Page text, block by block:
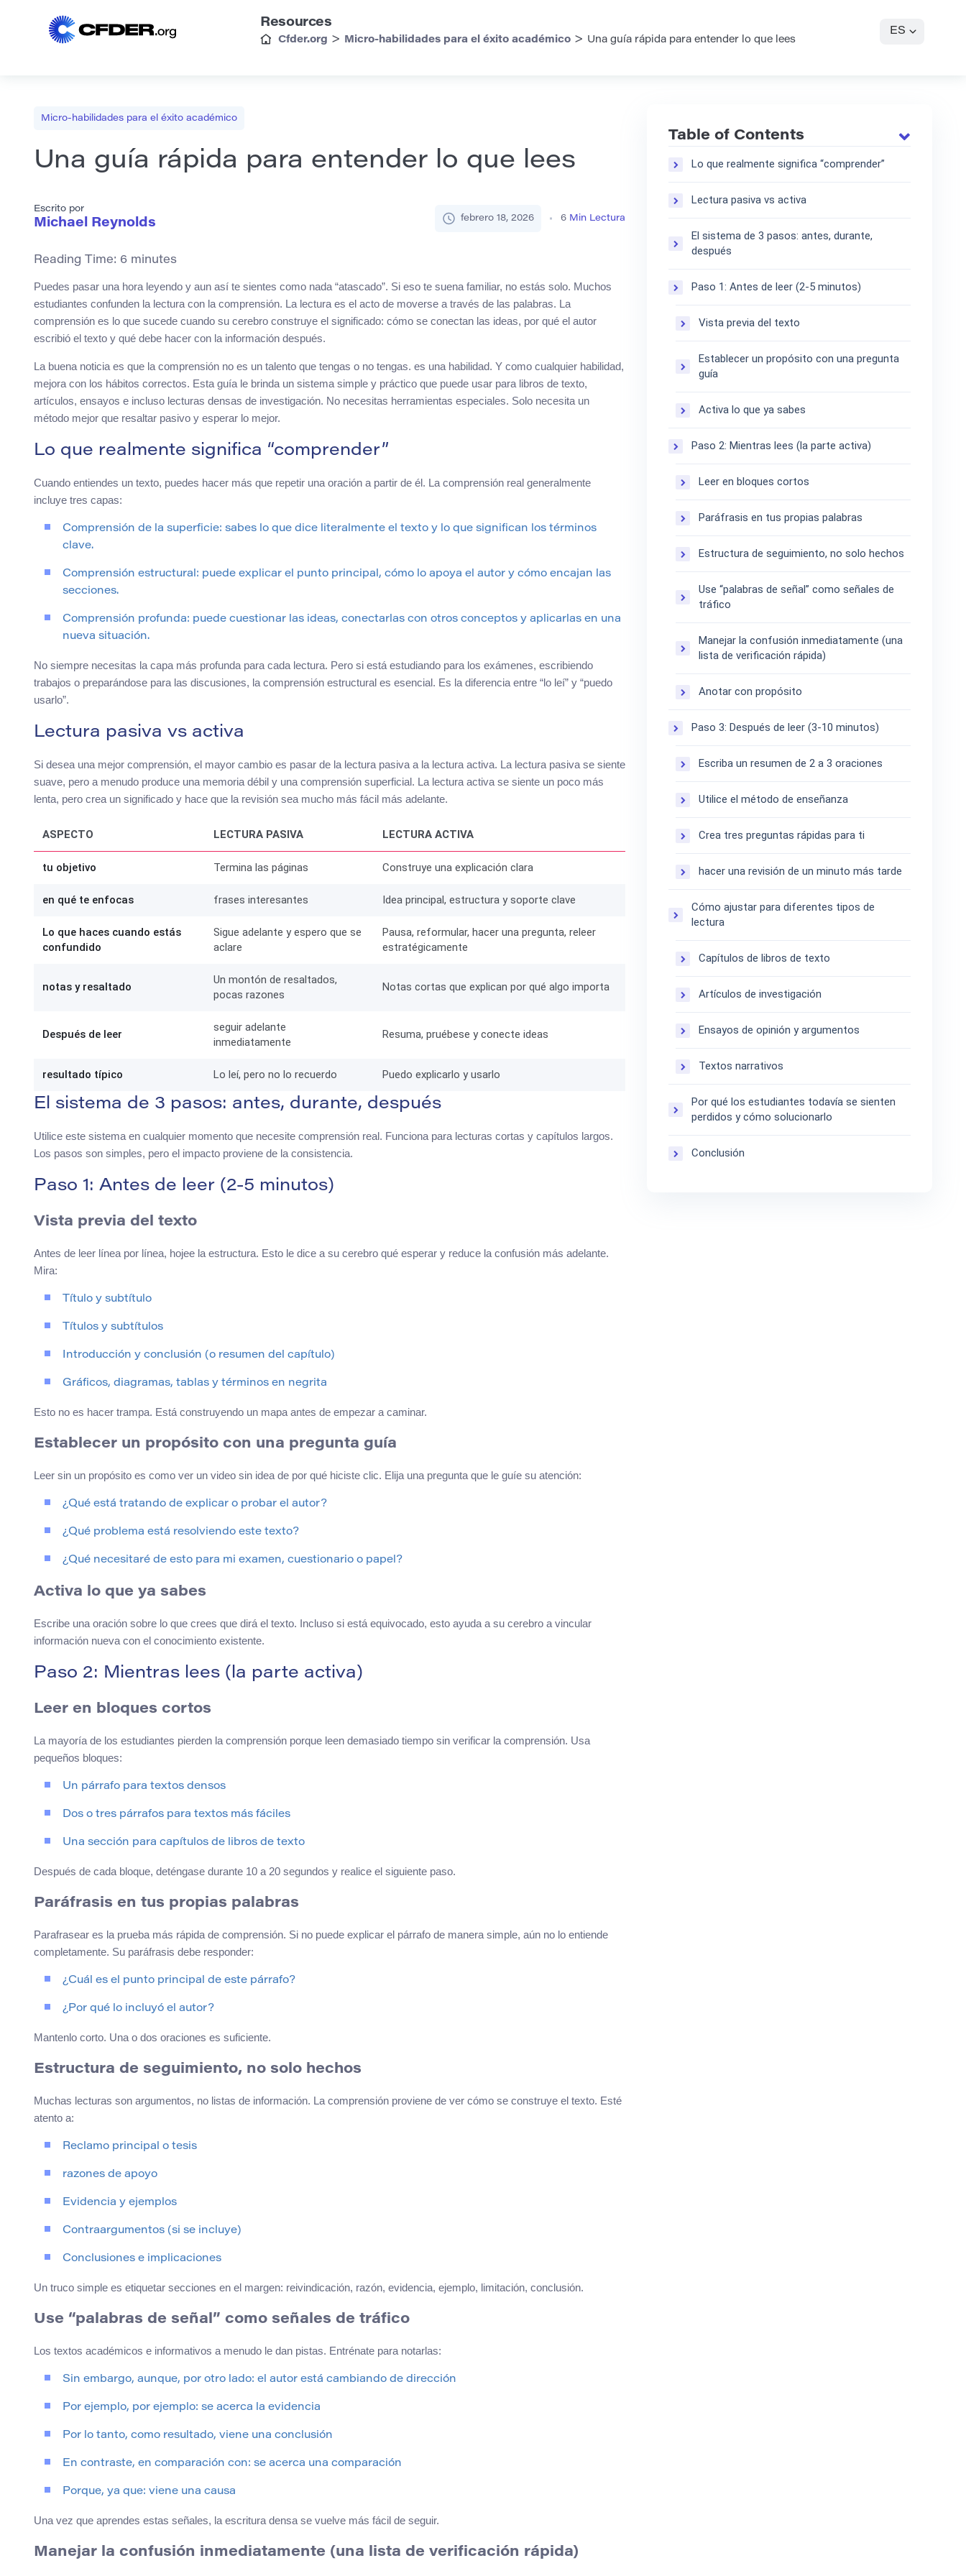
Resources
Cfder.org > Micro-habilidades para el éxito académico > Una guía rápida para entender lo que lees
ES
Micro-habilidades para el éxito académico
Una guía rápida para entender lo que lees
Escrito por
Michael Reynolds febrero 18, 2026 6 Min Lectura
Reading Time: 6 minutes
Puedes pasar una hora leyendo y aun así te sientes como nada “atascado”. Si eso te suena familiar, no estás solo. Muchos
estudiantes confunden la lectura con la comprensión. La lectura es el acto de moverse a través de las palabras. La
comprensión es lo que sucede cuando su cerebro construye el significado: cómo se conectan las ideas, por qué el autor
escribió el texto y qué debe hacer con la información después.
La buena noticia es que la comprensión no es un talento que tengas o no tengas. es una habilidad. Y como cualquier habilidad,
mejora con los hábitos correctos. Esta guía le brinda un sistema simple y práctico que puede usar para libros de texto,
artículos, ensayos e incluso lecturas densas de investigación. No necesitas herramientas especiales. Solo necesita un
método mejor que resaltar pasivo y esperar lo mejor.
Lo que realmente significa “comprender”
Cuando entiendes un texto, puedes hacer más que repetir una oración a partir de él. La comprensión real generalmente
incluye tres capas:
Comprensión de la superficie: sabes lo que dice literalmente el texto y lo que significan los términos
clave.
Comprensión estructural: puede explicar el punto principal, cómo lo apoya el autor y cómo encajan las
secciones.
Comprensión profunda: puede cuestionar las ideas, conectarlas con otros conceptos y aplicarlas en una
nueva situación.
No siempre necesitas la capa más profunda para cada lectura. Pero si está estudiando para los exámenes, escribiendo
trabajos o preparándose para las discusiones, la comprensión estructural es esencial. Es la diferencia entre “lo leí” y “puedo
usarlo”.
Lectura pasiva vs activa
Si desea una mejor comprensión, el mayor cambio es pasar de la lectura pasiva a la lectura activa. La lectura pasiva se siente
suave, pero a menudo produce una memoria débil y una comprensión superficial. La lectura activa se siente un poco más
lenta, pero crea un significado y hace que la revisión sea mucho más fácil más adelante.
ASPECTO LECTURA PASIVA LECTURA ACTIVA
tu objetivo Termina las páginas Construye una explicación clara
en qué te enfocas frases interesantes Idea principal, estructura y soporte clave
Lo que haces cuando estás
confundido
Sigue adelante y espero que se
aclare
Pausa, reformular, hacer una pregunta, releer
estratégicamente
notas y resaltado
Un montón de resaltados,
pocas razones
Notas cortas que explican por qué algo importa
Después de leer
seguir adelante
inmediatamente
Resuma, pruébese y conecte ideas
resultado típico Lo leí, pero no lo recuerdo Puedo explicarlo y usarlo
El sistema de 3 pasos: antes, durante, después
Utilice este sistema en cualquier momento que necesite comprensión real. Funciona para lecturas cortas y capítulos largos.
Los pasos son simples, pero el impacto proviene de la consistencia.
Paso 1: Antes de leer (2-5 minutos)
Vista previa del texto
Antes de leer línea por línea, hojee la estructura. Esto le dice a su cerebro qué esperar y reduce la confusión más adelante.
Mira:
Título y subtítulo
Títulos y subtítulos
Introducción y conclusión (o resumen del capítulo)
Gráficos, diagramas, tablas y términos en negrita
Esto no es hacer trampa. Está construyendo un mapa antes de empezar a caminar.
Establecer un propósito con una pregunta guía
Leer sin un propósito es como ver un video sin idea de por qué hiciste clic. Elija una pregunta que le guíe su atención:
¿Qué está tratando de explicar o probar el autor?
¿Qué problema está resolviendo este texto?
¿Qué necesitaré de esto para mi examen, cuestionario o papel?
Activa lo que ya sabes
Escribe una oración sobre lo que crees que dirá el texto. Incluso si está equivocado, esto ayuda a su cerebro a vincular
información nueva con el conocimiento existente.
Paso 2: Mientras lees (la parte activa)
Leer en bloques cortos
La mayoría de los estudiantes pierden la comprensión porque leen demasiado tiempo sin verificar la comprensión. Usa
pequeños bloques:
Un párrafo para textos densos
Dos o tres párrafos para textos más fáciles
Una sección para capítulos de libros de texto
Después de cada bloque, deténgase durante 10 a 20 segundos y realice el siguiente paso.
Paráfrasis en tus propias palabras
Parafrasear es la prueba más rápida de comprensión. Si no puede explicar el párrafo de manera simple, aún no lo entiende
completamente. Su paráfrasis debe responder:
¿Cuál es el punto principal de este párrafo?
¿Por qué lo incluyó el autor?
Mantenlo corto. Una o dos oraciones es suficiente.
Estructura de seguimiento, no solo hechos
Muchas lecturas son argumentos, no listas de información. La comprensión proviene de ver cómo se construye el texto. Esté
atento a:
Reclamo principal o tesis
razones de apoyo
Evidencia y ejemplos
Contraargumentos (si se incluye)
Conclusiones e implicaciones
Un truco simple es etiquetar secciones en el margen: reivindicación, razón, evidencia, ejemplo, limitación, conclusión.
Use “palabras de señal” como señales de tráfico
Los textos académicos e informativos a menudo le dan pistas. Entrénate para notarlas:
Sin embargo, aunque, por otro lado: el autor está cambiando de dirección
Por ejemplo, por ejemplo: se acerca la evidencia
Por lo tanto, como resultado, viene una conclusión
En contraste, en comparación con: se acerca una comparación
Porque, ya que: viene una causa
Una vez que aprendes estas señales, la escritura densa se vuelve más fácil de seguir.
Manejar la confusión inmediatamente (una lista de verificación rápida)
Table of Contents
Lo que realmente significa “comprender”
Lectura pasiva vs activa
El sistema de 3 pasos: antes, durante,
después
Paso 1: Antes de leer (2-5 minutos)
Vista previa del texto
Establecer un propósito con una pregunta
guía
Activa lo que ya sabes
Paso 2: Mientras lees (la parte activa)
Leer en bloques cortos
Paráfrasis en tus propias palabras
Estructura de seguimiento, no solo hechos
Use “palabras de señal” como señales de
tráfico
Manejar la confusión inmediatamente (una
lista de verificación rápida)
Anotar con propósito
Paso 3: Después de leer (3-10 minutos)
Escriba un resumen de 2 a 3 oraciones
Utilice el método de enseñanza
Crea tres preguntas rápidas para ti
hacer una revisión de un minuto más tarde
Cómo ajustar para diferentes tipos de
lectura
Capítulos de libros de texto
Artículos de investigación
Ensayos de opinión y argumentos
Textos narrativos
Por qué los estudiantes todavía se sienten
perdidos y cómo solucionarlo
Conclusión